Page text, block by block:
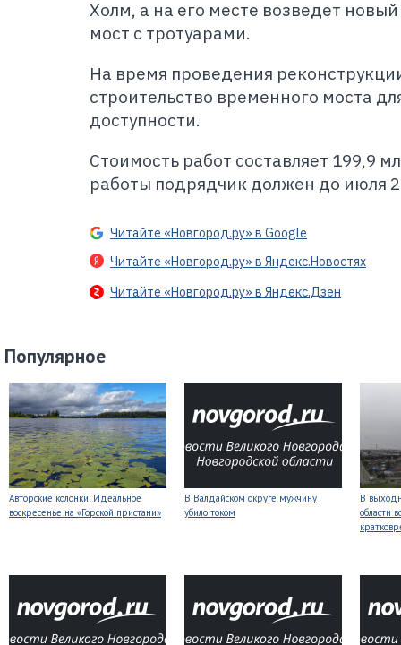
Холм, а на его месте возведет
мост с тротуарами.
На время проведения
строительство временного моста
доступности.
Стоимость работ составляет 199,9
работы подрядчик должен до июля
Читайте «Новгород.ру» в Google
Читайте «Новгород.ру» в Яндекс.Новостях
Читайте «Новгород.ру» в Яндекс.Дзен
Популярное
Авторские колонки: Идеальное
воскресенье на «Горской пристани»
В Валдайском округе мужчину
убило током
В
области